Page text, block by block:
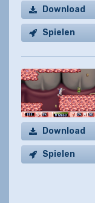
Download
Spielen
Download
Spielen